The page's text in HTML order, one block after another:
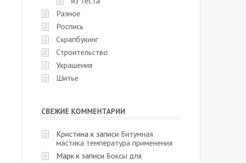
Разное
Роспись
Скрапбукинг
Строительство
Украшения
Шитье
СВЕЖИЕ КОММЕНТАРИИ
Кристина к записи Битумная
мастика температура применения
Марк к записи Боксы для